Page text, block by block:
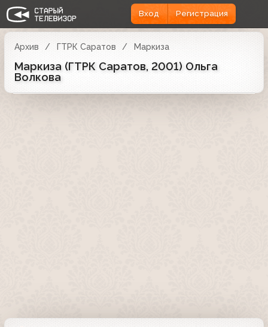
Вход Регистрация
Архив ГТРК Саратов Маркиза
Маркиза (ГТРК Саратов, 2001) Ольга
Волкова